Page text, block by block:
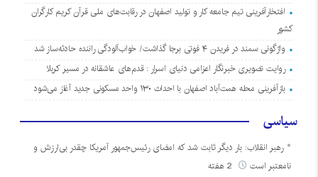
افتخارآفرینی تیم جامعه کار و تولید اصفهان در رقابت‌های ملی قرآن کریم کارگران
کشور
واژگونی سمند در فریدن ۴ فوتی برجا گذاشت/ خواب‌آلودگی راننده حادثه‌ساز شد
روایت تصویری خبرنگار اعزامی دنیای اسرار : قدم‌های عاشقانه در مسیر کربلا
بازآفرینی محله همت‌آباد اصفهان با احداث ۱۳۰ واحد مسکونی جدید آغاز می‌شود
سیاسی
رهبر انقلاب: بار دیگر ثابت شد که امضای رئیس‌جمهور آمریکا چقدر بی‌ارزش و
نامعتبر است